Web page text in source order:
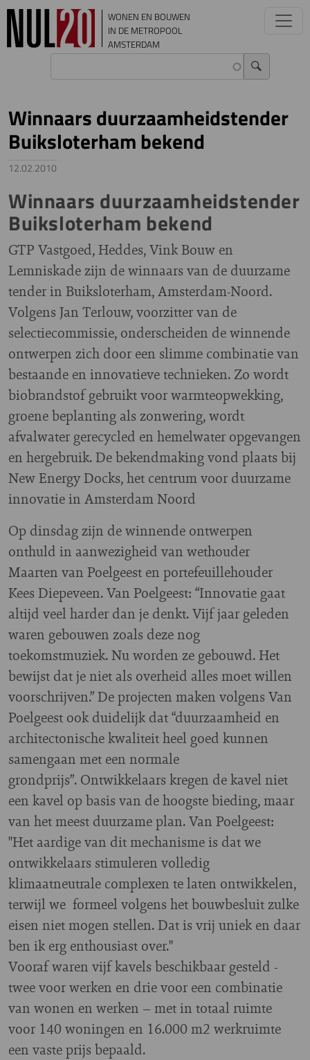
Overslaan en naar de inhoud gaan
WONEN EN BOUWEN
IN DE METROPOOL
AMSTERDAM
Winnaars duurzaamheidstender
Buiksloterham bekend
12.02.2010
Winnaars duurzaamheidstender
Buiksloterham bekend
GTP Vastgoed, Heddes, Vink Bouw en
Lemniskade zijn de winnaars van de duurzame
tender in Buiksloterham, Amsterdam-Noord.
Volgens Jan Terlouw, voorzitter van de
selectiecommissie, onderscheiden de winnende
ontwerpen zich door een slimme combinatie van
bestaande en innovatieve technieken. Zo wordt
biobrandstof gebruikt voor warmteopwekking,
groene beplanting als zonwering, wordt
afvalwater gerecycled en hemelwater opgevangen
en hergebruik. De bekendmaking vond plaats bij
New Energy Docks, het centrum voor duurzame
innovatie in Amsterdam Noord
Op dinsdag zijn de winnende ontwerpen
onthuld in aanwezigheid van wethouder
Maarten van Poelgeest en portefeuillehouder
Kees Diepeveen. Van Poelgeest: “Innovatie gaat
altijd veel harder dan je denkt. Vijf jaar geleden
waren gebouwen zoals deze nog
toekomstmuziek. Nu worden ze gebouwd. Het
bewijst dat je niet als overheid alles moet willen
voorschrijven.” De projecten maken volgens Van
Poelgeest ook duidelijk dat “duurzaamheid en
architectonische kwaliteit heel goed kunnen
samengaan met een normale
grondprijs”. Ontwikkelaars kregen de kavel niet
een kavel op basis van de hoogste bieding, maar
van het meest duurzame plan. Van Poelgeest:
"Het aardige van dit mechanisme is dat we
ontwikkelaars stimuleren volledig
klimaatneutrale complexen te laten ontwikkelen,
terwijl we formeel volgens het bouwbesluit zulke
eisen niet mogen stellen. Dat is vrij uniek en daar
ben ik erg enthousiast over."
Vooraf waren vijf kavels beschikbaar gesteld -
twee voor werken en drie voor een combinatie
van wonen en werken – met in totaal ruimte
voor 140 woningen en 16.000 m2 werkruimte
een vaste prijs bepaald.